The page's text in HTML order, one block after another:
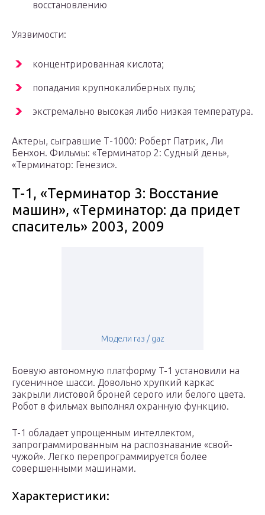
восстановлению
Уязвимости:
концентрированная кислота;
попадания крупнокалиберных пуль;
экстремально высокая либо низкая температура.
Актеры, сыгравшие Т-1000: Роберт Патрик, Ли
Бенхон. Фильмы: «Терминатор 2: Судный день»,
«Терминатор: Генезис».
T-1, «Терминатор 3: Восстание
машин», «Терминатор: да придет
спаситель» 2003, 2009
Модели газ / gaz
Боевую автономную платформу T-1 установили на
гусеничное шасси. Довольно хрупкий каркас
закрыли листовой броней серого или белого цвета.
Робот в фильмах выполнял охранную функцию.
T-1 обладает упрощенным интеллектом,
запрограммированным на распознавание «свой-
чужой». Легко перепрограммируется более
совершенными машинами.
Характеристики: